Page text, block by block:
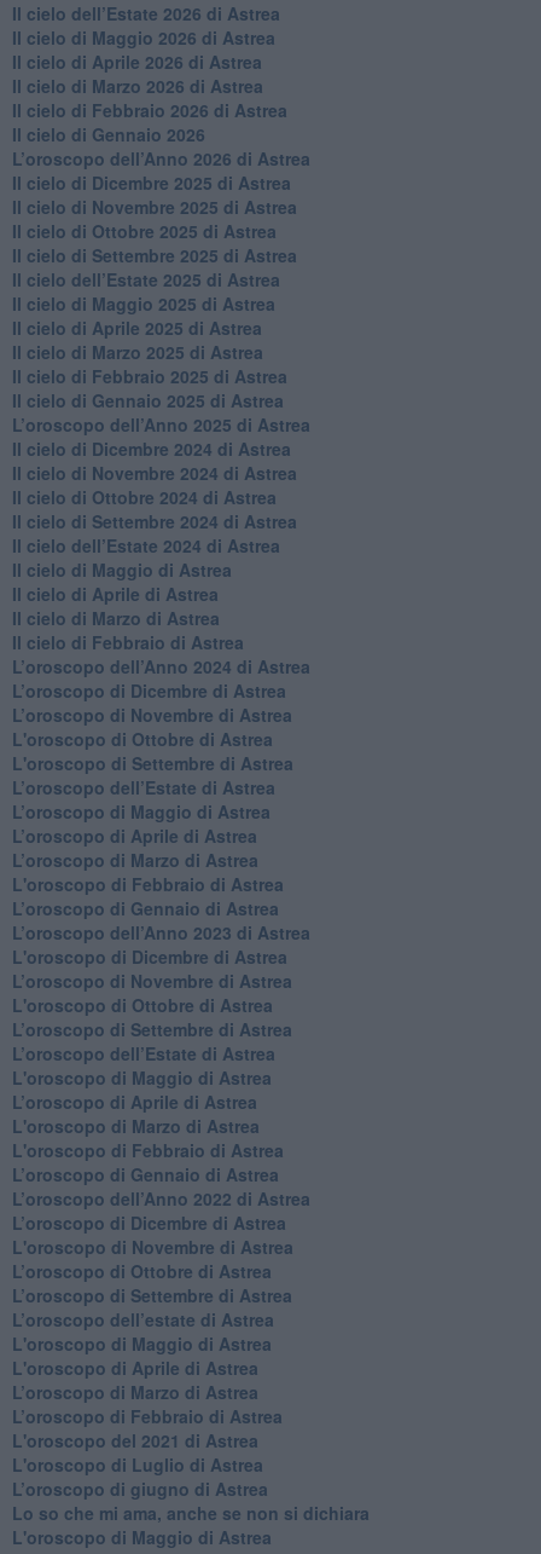
​Il cielo dell’Estate 2026 di Astrea
​Il cielo di Maggio 2026 di Astrea
​Il cielo di Aprile 2026 di Astrea
​Il cielo di Marzo 2026 di Astrea
​Il cielo di Febbraio 2026 di Astrea
Il cielo di Gennaio 2026
​L’oroscopo dell’Anno 2026 di Astrea
​Il cielo di Dicembre 2025 di Astrea
​Il cielo di Novembre 2025 di Astrea
​Il cielo di Ottobre 2025 di Astrea
Il cielo di Settembre 2025 di Astrea
Il cielo dell’Estate 2025 di Astrea
​Il cielo di Maggio 2025 di Astrea
​Il cielo di Aprile 2025 di Astrea
Il cielo di Marzo 2025 di Astrea
​Il cielo di Febbraio 2025 di Astrea
Il cielo di Gennaio 2025 di Astrea
​L’oroscopo dell’Anno 2025 di Astrea
​Il cielo di Dicembre 2024 di Astrea
Il cielo di Novembre 2024 di Astrea
​Il cielo di Ottobre 2024 di Astrea
​Il cielo di Settembre 2024 di Astrea
Il cielo dell’Estate 2024 di Astrea
Il cielo di Maggio di Astrea
Il cielo di Aprile di Astrea
​Il cielo di Marzo di Astrea
​Il cielo di Febbraio di Astrea
​L’oroscopo dell’Anno 2024 di Astrea
​L’oroscopo di Dicembre di Astrea
​L’oroscopo di Novembre di Astrea
L'oroscopo di Ottobre di Astrea
L'oroscopo di Settembre di Astrea
L’oroscopo dell’Estate di Astrea
​L’oroscopo di Maggio di Astrea
​L’oroscopo di Aprile di Astrea
L’oroscopo di Marzo di Astrea
L'oroscopo di Febbraio di Astrea
​L’oroscopo di Gennaio di Astrea
​L’oroscopo dell’Anno 2023 di Astrea
L'oroscopo di Dicembre di Astrea
L’oroscopo di Novembre di Astrea
L'oroscopo di Ottobre di Astrea
​L’oroscopo di Settembre di Astrea
​L’oroscopo dell’Estate di Astrea
L'oroscopo di Maggio di Astrea
​L’oroscopo di Aprile di Astrea
L'oroscopo di Marzo di Astrea
L'oroscopo di Febbraio di Astrea
​L’oroscopo di Gennaio di Astrea
​L’oroscopo dell’Anno 2022 di Astrea
​L’oroscopo di Dicembre di Astrea
L'oroscopo di Novembre di Astrea
​L’oroscopo di Ottobre di Astrea
​L’oroscopo di Settembre di Astrea
L’oroscopo dell’estate di Astrea
L'oroscopo di Maggio di Astrea
L'oroscopo di Aprile di Astrea
​L’oroscopo di Marzo di Astrea
​L’oroscopo di Febbraio di Astrea
L'oroscopo del 2021 di Astrea
L'oroscopo di Luglio di Astrea
​L’oroscopo di giugno di Astrea
​Lo so che mi ama, anche se non si dichiara
L'oroscopo di Maggio di Astrea